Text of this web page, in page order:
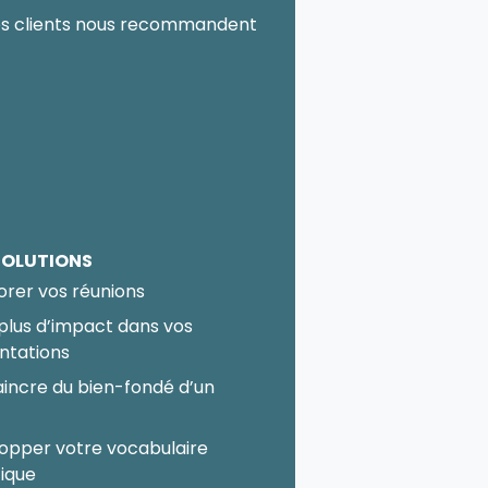
vos réunions
d’impact dans vos
du bien-fondé d’un
votre vocabulaire